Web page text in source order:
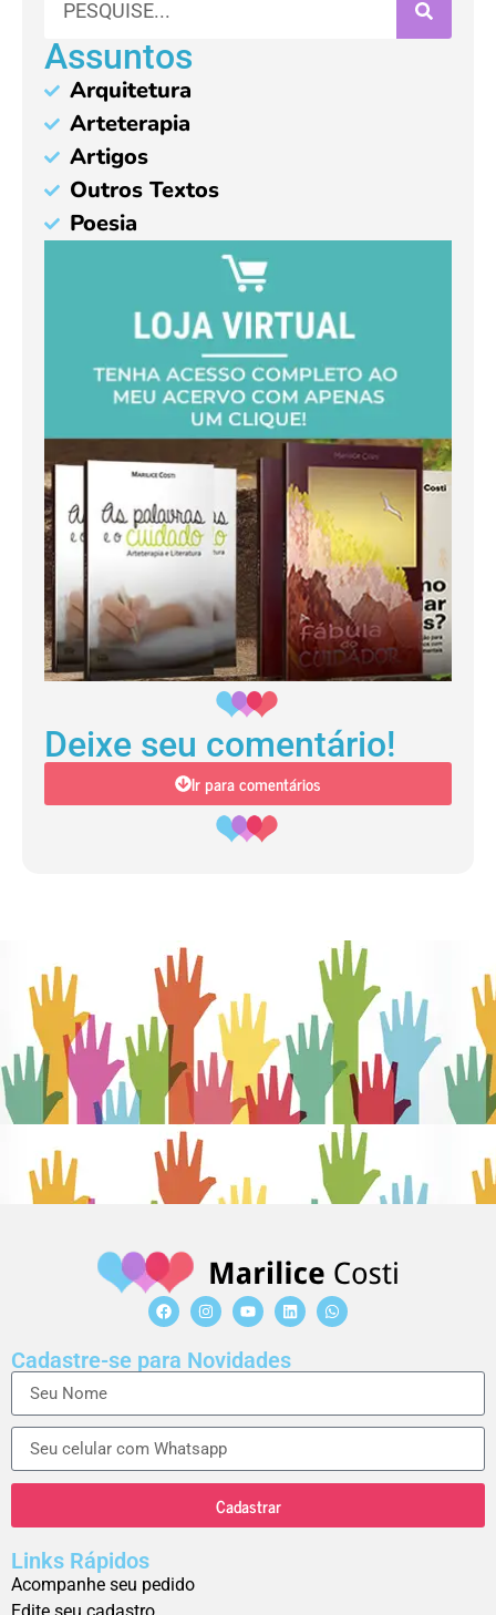
Assuntos
Arquitetura
Arteterapia
Artigos
Outros Textos
Poesia
Deixe seu comentário!
Ir para comentários
Cadastre-se para Novidades
Cadastrar
Links Rápidos
Acompanhe seu pedido